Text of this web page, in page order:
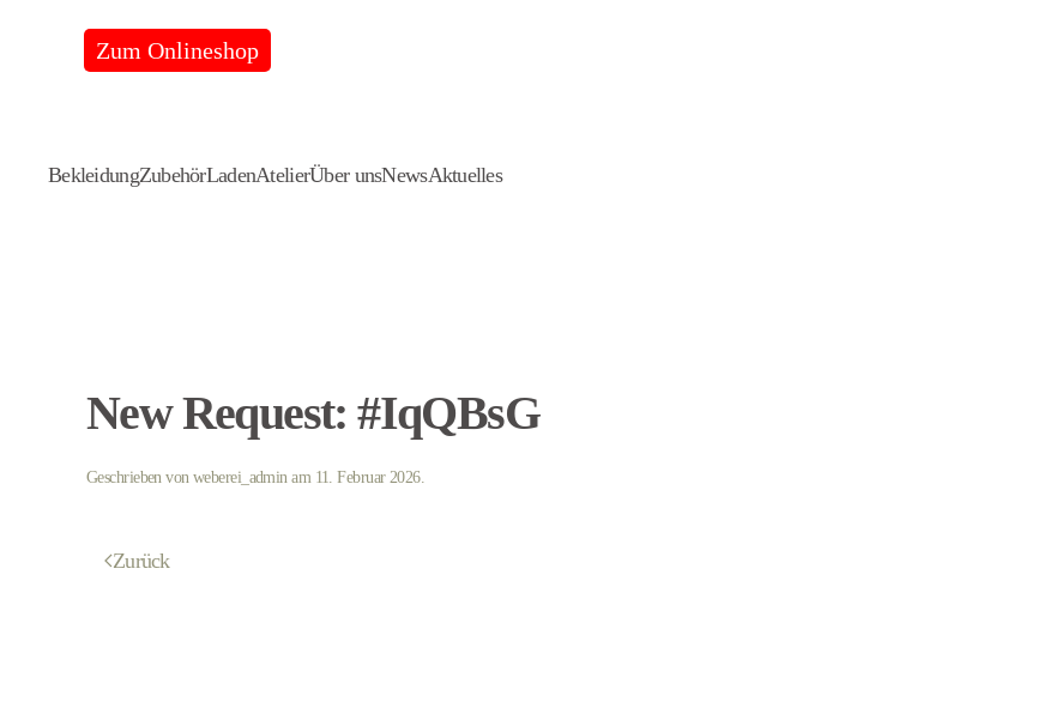
Skip
content
Zum Onlineshop
BekleidungZubehörLadenAtelierÜber unsNewsAktuelles
New Request: #IqQBsG
Geschrieben vonweberei_adminam 11. Februar 2026.
Zurück